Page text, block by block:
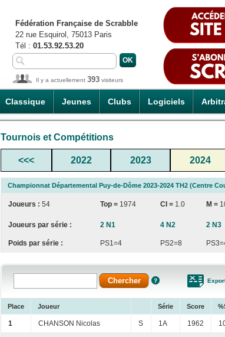
Classique Jeunes Clubs Logiciels
Fédération Française de Scrabble
22 rue Esquirol, 75013 Paris
Tél : 01.53.92.53.20
Il y a actuellement 393 visiteurs
Tournois et Compétitions
<<< 2022 2023 2024
Championnat Départemental Puy-de-Dôme 2023-2024 TH2 (Centre
Joueurs : 54 Top = 1974 CI = 1.0 M =
Joueurs par série : 2 N1 4 N2 2 N3
Poids par série : PS1=4 PS2=8
Place Joueur Série Score
1 CHANSON Nicolas S 1A 1962